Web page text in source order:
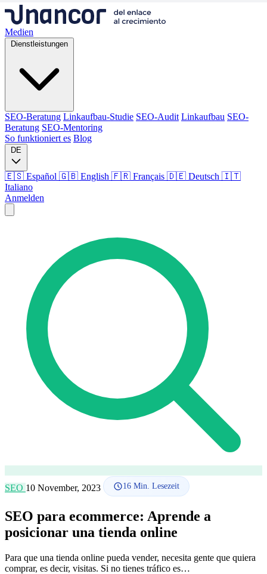
Medien
Dienstleistungen
SEO-Beratung Linkaufbau-Studie SEO-Audit Linkaufbau SEO-
Beratung SEO-Mentoring
So funktioniert es Blog
DE
🇪🇸 Español 🇬🇧 English 🇫🇷 Français 🇩🇪 Deutsch 🇮🇹
Italiano
Anmelden
SEO-Beratung Linkaufbau
Beratung
SEO-Mentoring
So funktioniert es
Sprache
🇪🇸 ES
🇬🇧 EN 🇮🇹 IT
SEO 10 November, 2023 16 Min. Lesezeit
SEO para ecommerce: Aprende a
posicionar una tienda online
Para que una tienda online pueda vender, necesita gente que quiera
comprar, es decir, visitas. Si no tienes tráfico es…